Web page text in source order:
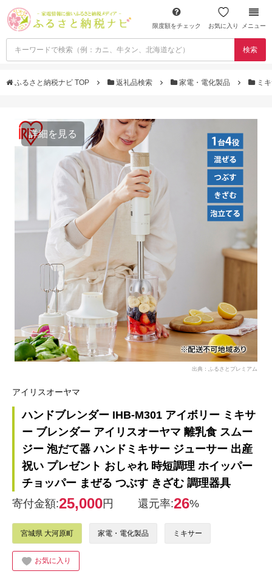
限度額をチェック お気に入り メニュー
検索
ふるさと納税ナビ TOP 返礼品検索 家電・電化製品 ミ
詳細を見る
出典：ふるさとプレミアム
アイリスオーヤマ
ハンドブレンダー IHB-M301 アイボリー ミキサ
ー ブレンダー アイリスオーヤマ 離乳食 スムー
ジー 泡だて器 ハンドミキサー ジューサー 出産
祝い プレゼント おしゃれ 時短調理 ホイッパー
チョッパー まぜる つぶす きざむ 調理器具
寄付金額:25,000円 還元率:26%
宮城県 大河原町 家電・電化製品 ミキサー
お気に入り